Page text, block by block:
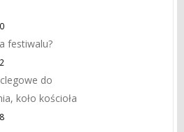
festiwalu?
do
koło kościoła